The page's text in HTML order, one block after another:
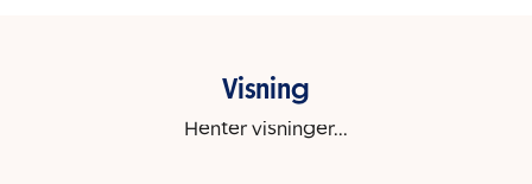
Visning
Henter visninger...